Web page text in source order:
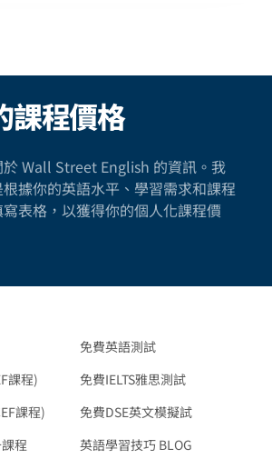
課程價格
Wall Street English 的資訊。我
據你的英語水平、學習需求和課程
表格，以獲得你的個人化課程價
課程)
課程)
程
免費英語測試
免費IELTS雅思測試
免費DSE英文模擬試
英語學習技巧 BLOG